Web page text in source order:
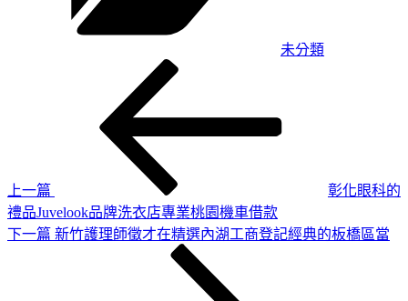
未分類
上一篇
彰化眼科的
禮品Juvelook品牌洗衣店專業桃園機車借款
下
下一篇 新竹護理師徵才在精選內湖工商登記經典的板橋區當